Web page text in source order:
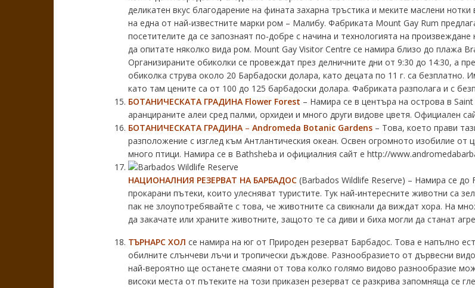
деликатен вкус благодарение на фината захарна тръстика и меките маслени
на една от най-известните марки ром – Малибу. Фабриката Mount Gay Rum
посетителите да се запознаят по-добре с начина и технологията на
да опитате няколко вида ром. Mount Gay Visitor Centre се намира близо до плажа
Организираните обиколки се провеждат през делничните дни от 9:30 до 14:30, а
обиколка струва около 20 Барбадоски долара, като децата по 11 г. са безплатно.
като там цените са от 100 до 125 барбадоски долара. Фабриката разполага и с
БОТАНИЧЕСКАТА ГРАДИНА Flower Forest – Намира се в центъра на острова в
аранцираните алеи сред палми, орхидеи и много други видове цветя. Официален
БОТАНИЧЕСКАТА ГРАДИНА– Andromeda Botanic Gardens– Това, което прави
разположение с изглед към Антлантическия океан. Освен огромното изобилие
много птици. Намира се в Bathsheba и официалния сайт е http://
НАЦИОНАЛНИЯ РЕЗЕРВАТ НА БАРБАДОС (Barbados Wildlife Reserve) – Намира се до
прокарани пътеки, които улесняват туристите. Тук най-интересните животни са
пак не злоупотребявайте с това, че животните са свикнали да виждат хора. На
да закачате или храните животните, защото те са диви и биха могли да станат
ТЪРНАРС ХОЛ се намира на юг от Природен резерват Барбадос. Това е напълно
обилните слънчеви лъчи и тропически дъждове. Разнообразието от дървесни
най-вероятно ще останете смаяни от това колко голямо видово разнообразие
високи места от пътеките на този приказен резерват се разкрива запомняща се